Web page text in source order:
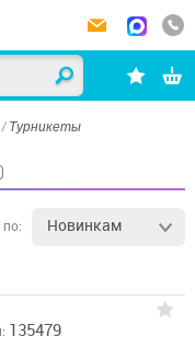
/ Турникеты
по: Новинкам
135479